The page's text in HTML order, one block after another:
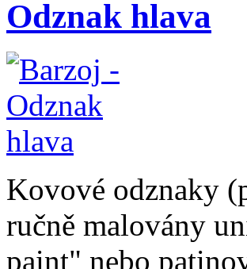
Odznak hlava
Kovové odznaky
ručně malovány
paint" nebo